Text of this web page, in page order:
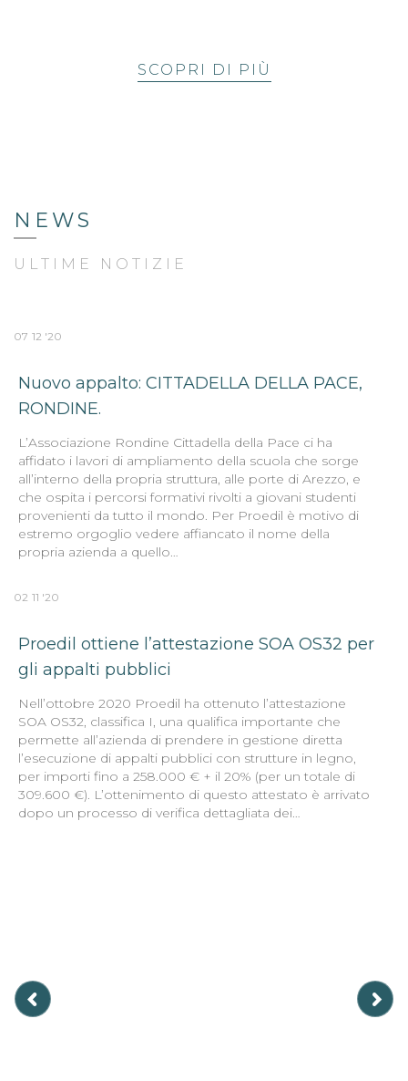
SCOPRI DI PIÙ
NEWS
ULTIME NOTIZIE
07 12 '20
Nuovo appalto: CITTADELLA DELLA PACE,
RONDINE.
L’Associazione Rondine Cittadella della Pace ci ha
affidato i lavori di ampliamento della scuola che sorge
all’interno della propria struttura, alle porte di Arezzo, e
che ospita i percorsi formativi rivolti a giovani studenti
provenienti da tutto il mondo. Per Proedil è motivo di
estremo orgoglio vedere affiancato il nome della
propria azienda a quello…
02 11 '20
Proedil ottiene l’attestazione SOA OS32 per
gli appalti pubblici
Nell’ottobre 2020 Proedil ha ottenuto l’attestazione
SOA OS32, classifica I, una qualifica importante che
permette all’azienda di prendere in gestione diretta
l’esecuzione di appalti pubblici con strutture in legno,
per importi fino a 258.000 € + il 20% (per un totale di
309.600 €). L’ottenimento di questo attestato è arrivato
dopo un processo di verifica dettagliata dei…